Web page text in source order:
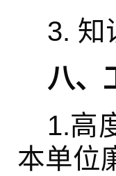
3. 知
八、
1.高
本单位